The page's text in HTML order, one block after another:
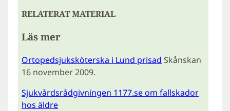
RELATERAT MATERIAL
Läs mer
Ortopedsjuksköterska i Lund prisad Skånskan
16 november 2009.
Sjukvårdsrådgivningen 1177.se om fallskador
hos äldre